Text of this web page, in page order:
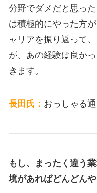
分野でダメだと思っ
は積極的にやった方
ャリアを振り返って
が、あの経験は良か
きます。
長田氏： おっしゃる通
もし、まったく違う
境があればどんどんや